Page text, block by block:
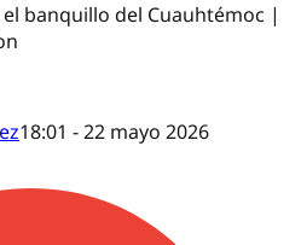
banquillo del Cuauhtémoc |
18:01 - 22 mayo 2026